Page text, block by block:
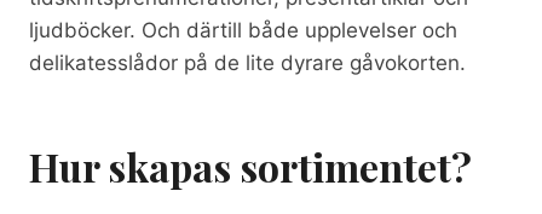
ljudböcker. Och därtill både upplevelser och
delikatesslådor på de lite dyrare gåvokorten.
Hur skapas sortimentet?